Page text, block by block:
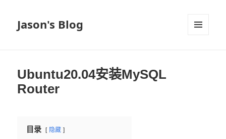
Jason's Blog
Ubuntu20.04安装MySQL
Router
目录 隐藏